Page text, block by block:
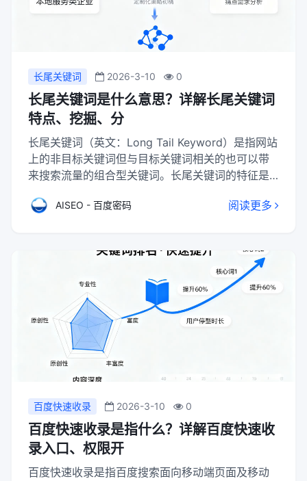
长尾关键词 2026-3-10 0
长尾关键词是什么意思？详解长尾关键词
特点、挖掘、分
长尾关键词（英文：Long Tail Keyword）是指网站
上的非目标关键词但与目标关键词相关的也可以带
来搜索流量的组合型关键词。长尾关键词的特征是
内容页面，除了内容页的标题，还存在于内容中。
AISEO - 百度密码 阅读更多
百度快速收录 2026-3-10 0
百度快速收录是指什么？详解百度快速收
录入口、权限开
百度快速收录是指百度搜索面向移动端页面及移动